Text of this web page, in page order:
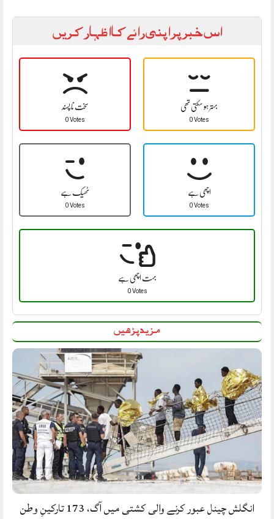
اس خبر پر اپنی رائے کا اظہار کریں
سخت نا پسند
0 Votes
بہتر ہو سکتی تھی
0 Votes
ٹھیک ہے
0 Votes
اچھی ہے
0 Votes
بہت اچھی ہے
0 Votes
مزید پڑھیں
انگلش چینل عبور کرنے والی کشتی میں آگ، 173 تارکینِ وطن